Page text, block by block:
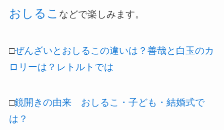
おしるこ などで楽しみます。
□ぜんざいとおしるこの違いは？善哉と白玉のカ
ロリーは？レトルトでは
□鏡開きの由来 おしるこ・子ども・結婚式で
は？